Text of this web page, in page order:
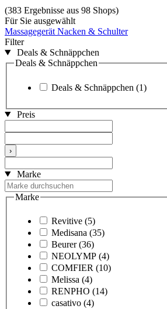
(383 Ergebnisse aus 98 Shops)
Für Sie ausgewählt
Massagegerät Nacken & Schulter
Filter
Deals & Schnäppchen
Deals & Schnäppchen
Deals & Schnäppchen (1)
Preis
›
Marke
Marke
Revitive (5)
Medisana (35)
Beurer (36)
NEOLYMP (4)
COMFIER (10)
Melissa (4)
RENPHO (14)
casativo (4)